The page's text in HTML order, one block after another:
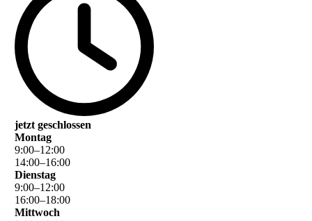
jetzt geschlossen
Montag
9:00–12:00
14:00–16:00
Dienstag
9:00–12:00
16:00–18:00
Mittwoch